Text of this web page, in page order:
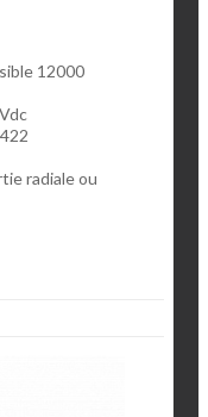
12000
radiale ou